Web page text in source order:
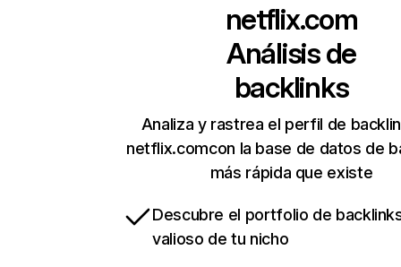
netflix.com
Análisis de
backlinks
Analiza y rastrea el perfil de
netflix.comcon la base de datos de
más rápida que existe
Descubre el portfolio de
valioso de tu nicho